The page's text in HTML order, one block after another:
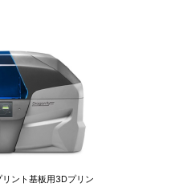
ント基板用3Dプリン